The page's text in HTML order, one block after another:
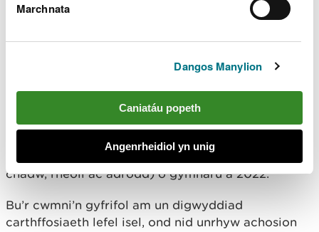
Marchnata
Dangos Manylion
Caniatáu popeth
Angenrheidiol yn unig
a chanolbarth Cymru.
Oherwydd ei ardal weithredu fach, nid yw Hafren
defnyddir mesurau tebyg i asesu perfformiad y
cwmni.
Ar gyfer 2023, bu cynnydd yn yr achosion o beidio
â chydymffurfio â thrwyddedau amod disgrifiadol
gan Hafren Dyfrdwy (agweddau megis cynnal a
chadw, rheoli ac adrodd) o gymharu â 2022.
Bu’r cwmni’n gyfrifol am un digwyddiad
carthffosiaeth lefel isel, ond nid unrhyw achosion